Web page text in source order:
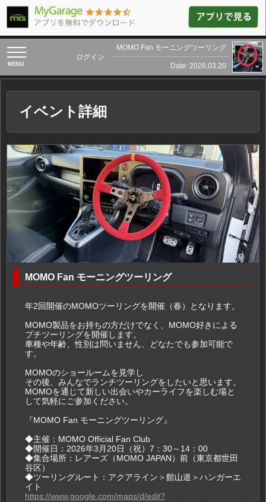
toggle
navigation
ログイン
MOMO Fan モーニングツーリング
Date: 2026.03.20
イベント詳細
MOMO Fan モーニングツーリング
年2回開催のMOMOツーリングを開催（春）となります。
MOMO製品をお持ちの方だけでなく、MOMO好きによる
プチツーリングを開催します。
車種や年齢、性別は問いません、どなたでも参加可能で
す。
MOMOのショールームを見学し
その後、みんなでランチツーリングをしたいと思います。
MOMOを通じて新しい出会いやカーライフを楽しむ場と
して気軽にご参加ください。
『MOMO Fan モーニングツーリング』
◆主催：MOMO Official Fan Club
◆開催日：2026年3月20日（祝）7：30～14：00
◆集合場所：レアーズ（MOMO JAPAN）前（東京都世田
谷区）
◆ツーリングルート：アクアライン＞館山道＞ハンガーエ
イト
https://www.google.com/maps/d/edit?